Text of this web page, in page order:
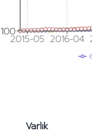
2015-05 2016-04
100
100
Varlık